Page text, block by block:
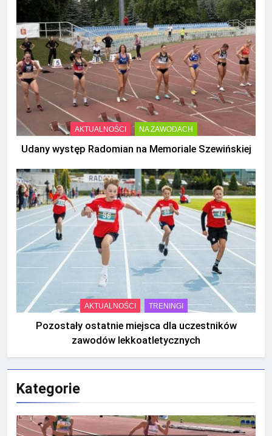
AKTUALNOŚCI NA ZAWODACH
Udany występ Radomian na Memoriale Szewińskiej
AKTUALNOŚCI TRENINGI
Pozostały ostatnie miejsca dla uczestników
zawodów lekkoatletycznych
Kategorie